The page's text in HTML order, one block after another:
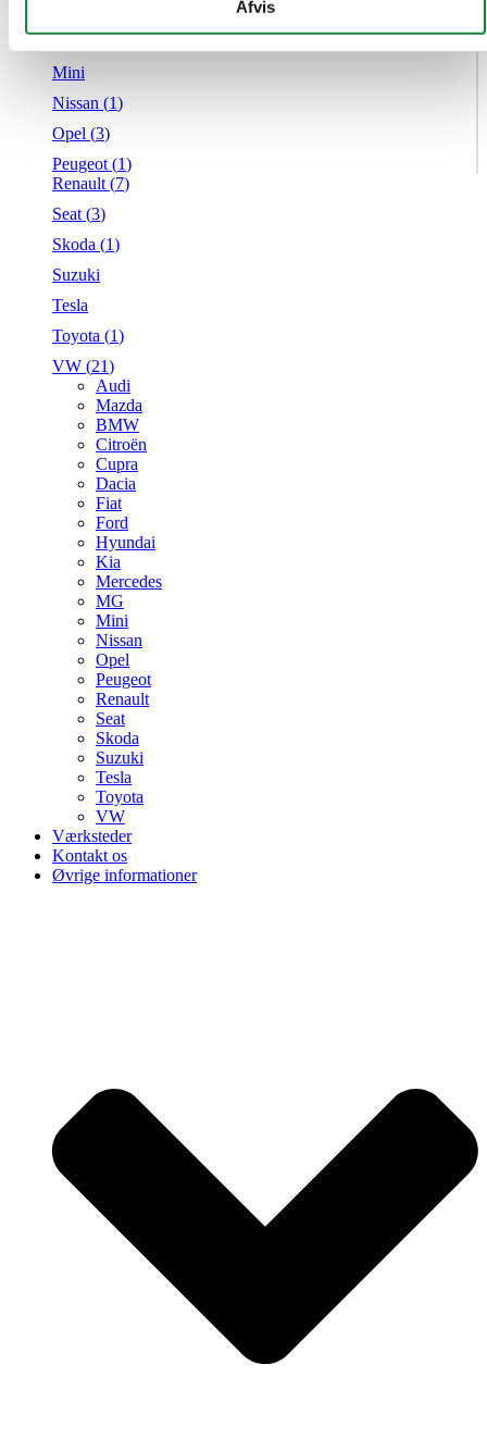
givet dem, eller som de har indsamlet fra din brug af deres
tjenester.
Afvis
Mini
Nissan (1)
Opel (3)
Peugeot (1)
Renault (7)
Seat (3)
Skoda (1)
Suzuki
Tesla
Toyota (1)
VW (21)
Audi
Mazda
BMW
Citroën
Cupra
Dacia
Fiat
Ford
Hyundai
Kia
Mercedes
MG
Mini
Nissan
Opel
Peugeot
Renault
Seat
Skoda
Suzuki
Tesla
Toyota
VW
Værksteder
Kontakt os
Øvrige informationer